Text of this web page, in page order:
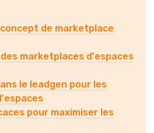
de marketplace
marketplaces d'espaces
le leadgen pour les
pour maximiser les